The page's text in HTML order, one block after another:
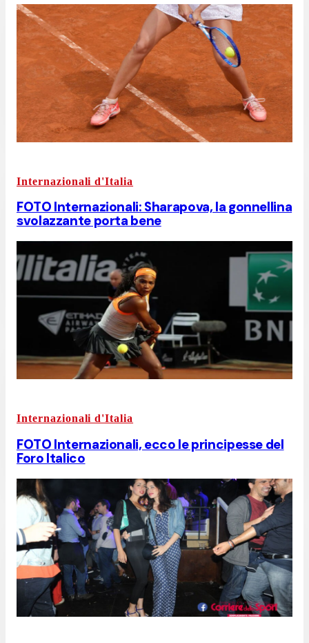
Internazionali d'Italia
FOTO Internazionali: Sharapova, la gonnellina
svolazzante porta bene
Internazionali d'Italia
FOTO Internazionali, ecco le principesse del
Foro Italico